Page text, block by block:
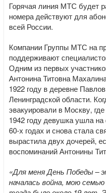
Горячая линия МТС будет
номера действуют для
всей России.
Компании Группы МТС на
поддерживают
Одним из первых
Антонина Титовна
1922 году в деревне
Ленинградской области.
эвакуировали в Москву,
1942 году девушка ушла
60-х годах и снова стала
вырастила двух дочерей,
воспоминаний Антонины
«Для меня День Победы –
началась война, мою